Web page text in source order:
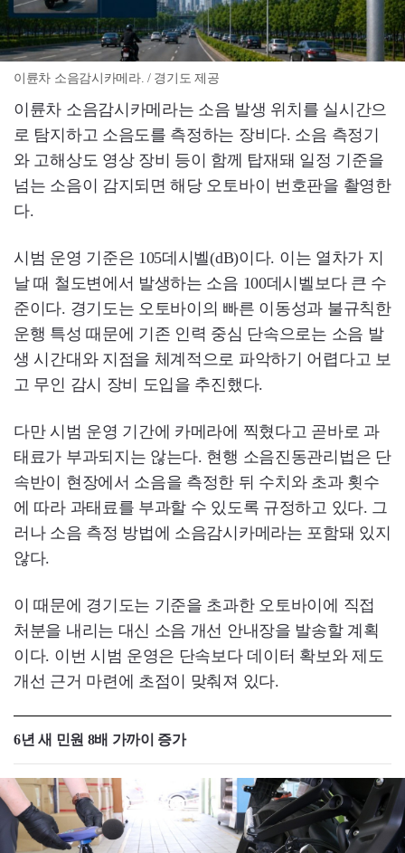
이륜차 소음감시카메라. / 경기도 제공
이륜차 소음감시카메라는 소음 발생 위치를 실시간으
로 탐지하고 소음도를 측정하는 장비다. 소음 측정기
와 고해상도 영상 장비 등이 함께 탑재돼 일정 기준을
넘는 소음이 감지되면 해당 오토바이 번호판을 촬영한
다.
시범 운영 기준은 105데시벨(dB)이다. 이는 열차가 지
날 때 철도변에서 발생하는 소음 100데시벨보다 큰 수
준이다. 경기도는 오토바이의 빠른 이동성과 불규칙한
운행 특성 때문에 기존 인력 중심 단속으로는 소음 발
생 시간대와 지점을 체계적으로 파악하기 어렵다고 보
고 무인 감시 장비 도입을 추진했다.
다만 시범 운영 기간에 카메라에 찍혔다고 곧바로 과
태료가 부과되지는 않는다. 현행 소음진동관리법은 단
속반이 현장에서 소음을 측정한 뒤 수치와 초과 횟수
에 따라 과태료를 부과할 수 있도록 규정하고 있다. 그
러나 소음 측정 방법에 소음감시카메라는 포함돼 있지
않다.
이 때문에 경기도는 기준을 초과한 오토바이에 직접
처분을 내리는 대신 소음 개선 안내장을 발송할 계획
이다. 이번 시범 운영은 단속보다 데이터 확보와 제도
개선 근거 마련에 초점이 맞춰져 있다.
6년 새 민원 8배 가까이 증가